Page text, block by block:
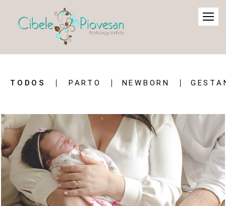
TODOS PARTO NEWBORN